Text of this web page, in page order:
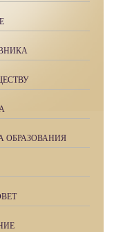
ОБРАЗОВАНИЯ